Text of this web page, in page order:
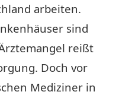
arbeiten.
sind
reißt
Doch vor
Mediziner in